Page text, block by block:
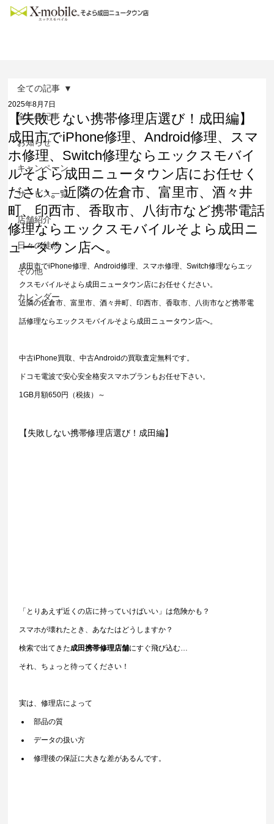
全ての記事
お知らせ
キャンペーン
サービス一覧
店舗紹介
日々の徒然
その他
カレンダー
全ての記事
【失敗しない携帯修理店選び！成田編】
成田市でiPhone修理、Android修理、スマ
ホ修理、Switch修理ならエックスモバイ
ルそよら成田ニュータウン店にお任せく
ださい。近隣の佐倉市、富里市、酒々井
町、印西市、香取市、八街市など携帯電話
修理ならエックスモバイルそよら成田ニ
ュータウン店へ。
2025年8月7日
成田市でiPhone修理、Android修理、スマホ修理、Switch修理ならエッ
クスモバイルそよら成田ニュータウン店にお任せください。
近隣の佐倉市、富里市、酒々井町、印西市、香取市、八街市など携帯電
話修理ならエックスモバイルそよら成田ニュータウン店へ。
中古iPhone買取、中古Androidの買取査定無料です。
ドコモ電波で安心安全格安スマホプランもお任せ下さい。
1GB月額650円（税抜）～
【失敗しない携帯修理店選び！成田編】
「とりあえず近くの店に持っていけばいい」は危険かも？
スマホが壊れたとき、あなたはどうしますか？
検索で出てきた成田携帯修理店舗にすぐ飛び込む…
それ、ちょっと待ってください！
実は、修理店によって
部品の質
データの扱い方
修理後の保証に大きな差があるんです。